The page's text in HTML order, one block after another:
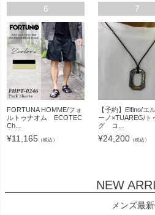
6
FORTUNA HOMME/フォ
ルトゥナオム ECOTEC
Ch...
¥11,165 （税込）
7
【予約】Elfino/エ
ーノ×TUAREG/ト
グ コ...
¥24,200 （税込）
NEW
メンズ最